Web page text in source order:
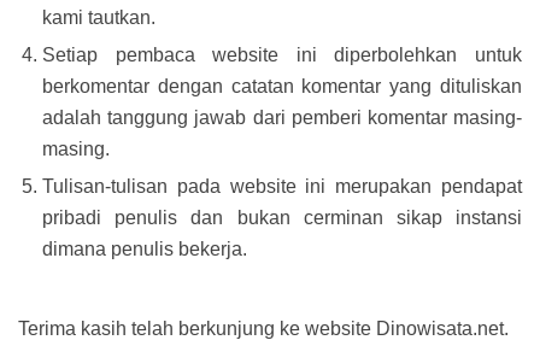
kami tautkan.
Setiap pembaca website ini diperbolehkan untuk
berkomentar dengan catatan komentar yang dituliskan
adalah tanggung jawab dari pemberi komentar masing-
masing.
Tulisan-tulisan pada website ini merupakan pendapat
pribadi penulis dan bukan cerminan sikap instansi
dimana penulis bekerja.
Terima kasih telah berkunjung ke website Dinowisata.net.